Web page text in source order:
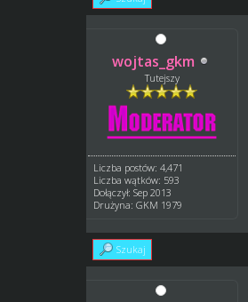
wojtas_gkm
Tutejszy
Liczba postów: 4,471
Liczba wątków: 593
Dołączył: Sep 2013
Drużyna: GKM 1979
Szukaj